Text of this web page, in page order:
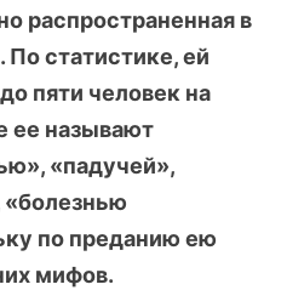
распространенная в
статистике, ей
пяти человек на
ее называют
«падучей»,
«болезнью
по преданию ею
мифов.